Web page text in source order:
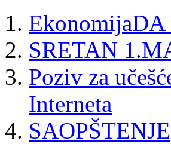
EkonomijaDA
SRETAN
Poziv za
Interneta
SAOPŠTENJE